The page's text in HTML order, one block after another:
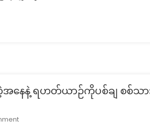
နေနဲ့ ရဟတ်ယာဉ်ကိုပစ်ချ စစ်သား
On